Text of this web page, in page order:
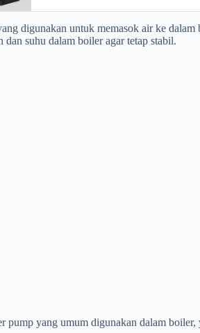
digunakan untuk memasok air ke
dan suhu dalam boiler agar tetap stabil.
pump yang umum digunakan dalam boiler,